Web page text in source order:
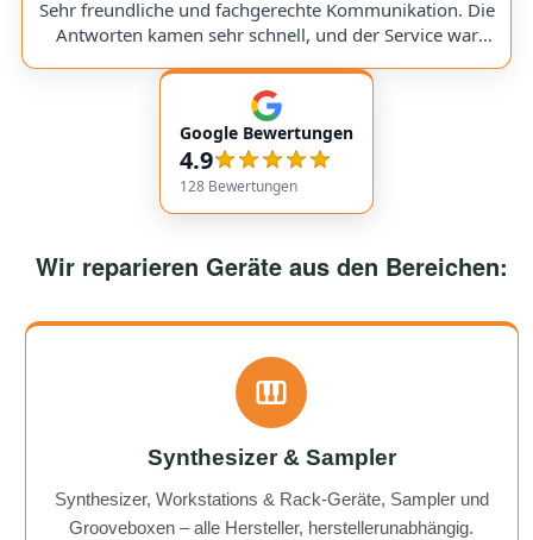
a replacement part, I was always kept fully informed. I
would use them again anytime!
Sehr freundliche und fachgerechte Kommunikation. Die
Antworten kamen sehr schnell, und der Service war
empfehlenswert! Very friendly and professional
communication. Responses came very quickly, and the
service overall was extremely friendly and reliable.
Highly recommended!
Google Bewertungen
4.9
128 Bewertungen
Wir reparieren Geräte aus den Bereichen:
Synthesizer & Sampler
Synthesizer, Workstations & Rack-Geräte, Sampler und
Grooveboxen – alle Hersteller, herstellerunabhängig.